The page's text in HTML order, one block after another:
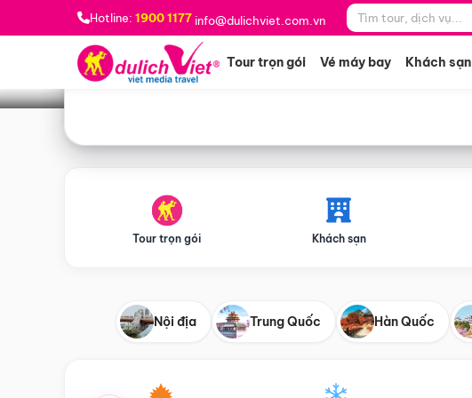
Hotline: 1900 1177 info@dulichviet.com.vn
Tour trọn gói Vé máy bay Khách sạn
Bạn muốn đi đâu? *
Tour trọn gói Khách sạn
Nội địa Trung Quốc Hàn Quốc